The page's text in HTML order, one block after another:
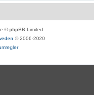
© phpBB Limited
© 2006-2020